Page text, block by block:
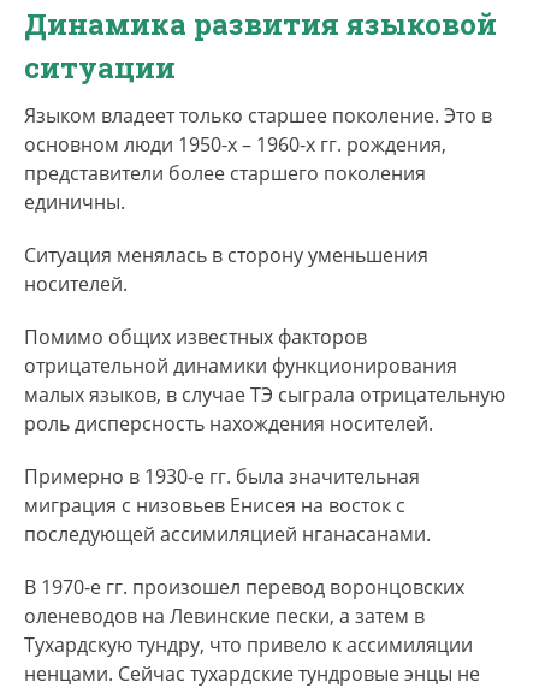
Динамика развития языковой
ситуации
Языком владеет только старшее поколение. Это в
основном люди 1950-х – 1960-х гг. рождения,
представители более старшего поколения
единичны.
Ситуация менялась в сторону уменьшения
носителей.
Помимо общих известных факторов
отрицательной динамики функционирования
малых языков, в случае ТЭ сыграла отрицательную
роль дисперсность нахождения носителей.
Примерно в 1930-е гг. была значительная
миграция с низовьев Енисея на восток с
последующей ассимиляцией нганасанами.
В 1970-е гг. произошел перевод воронцовских
оленеводов на Левинские пески, а затем в
Тухардскую тундру, что привело к ассимиляции
ненцами. Сейчас тухардские тундровые энцы не